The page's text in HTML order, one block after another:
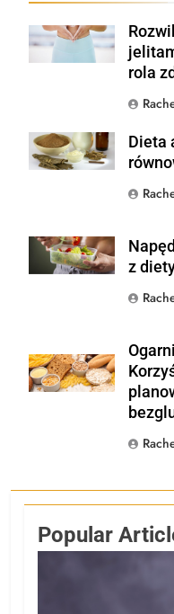
Shutterstock
rola
Shutterstock
Dieta
Shutterstock
z
Shutterstock
Popular